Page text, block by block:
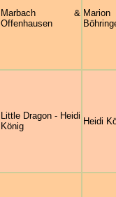
Marbach &
Offenhausen
Marion
Little Dragon - Heidi
König
Heidi